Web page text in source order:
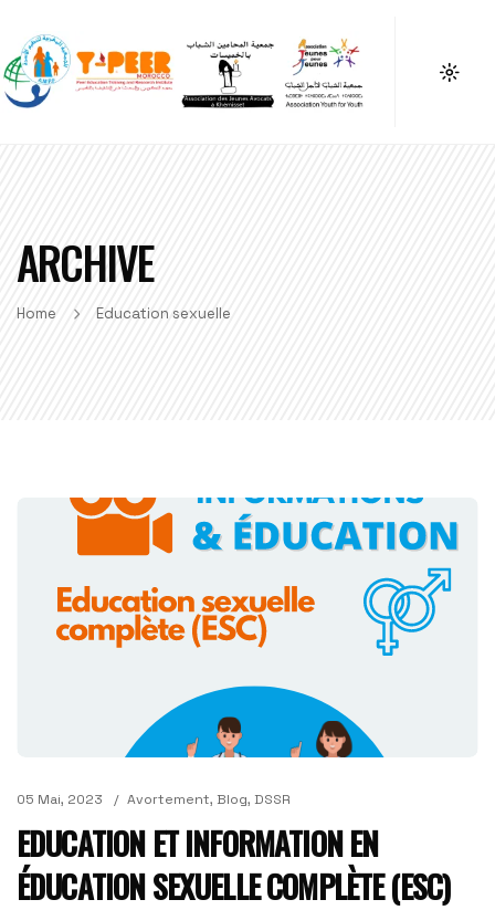
ARCHIVE
Home Education sexuelle
05 Mai, 2023 Avortement, Blog, DSSR
EDUCATION ET INFORMATION EN
ÉDUCATION SEXUELLE COMPLÈTE (ESC)